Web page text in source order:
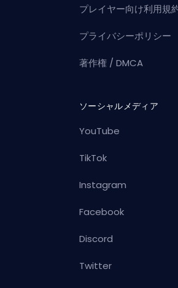
プレイヤー向け利用規
プライバシーポリシー
著作権 / DMCA
ソーシャルメディア
YouTube
TikTok
Instagram
Facebook
Discord
Twitter